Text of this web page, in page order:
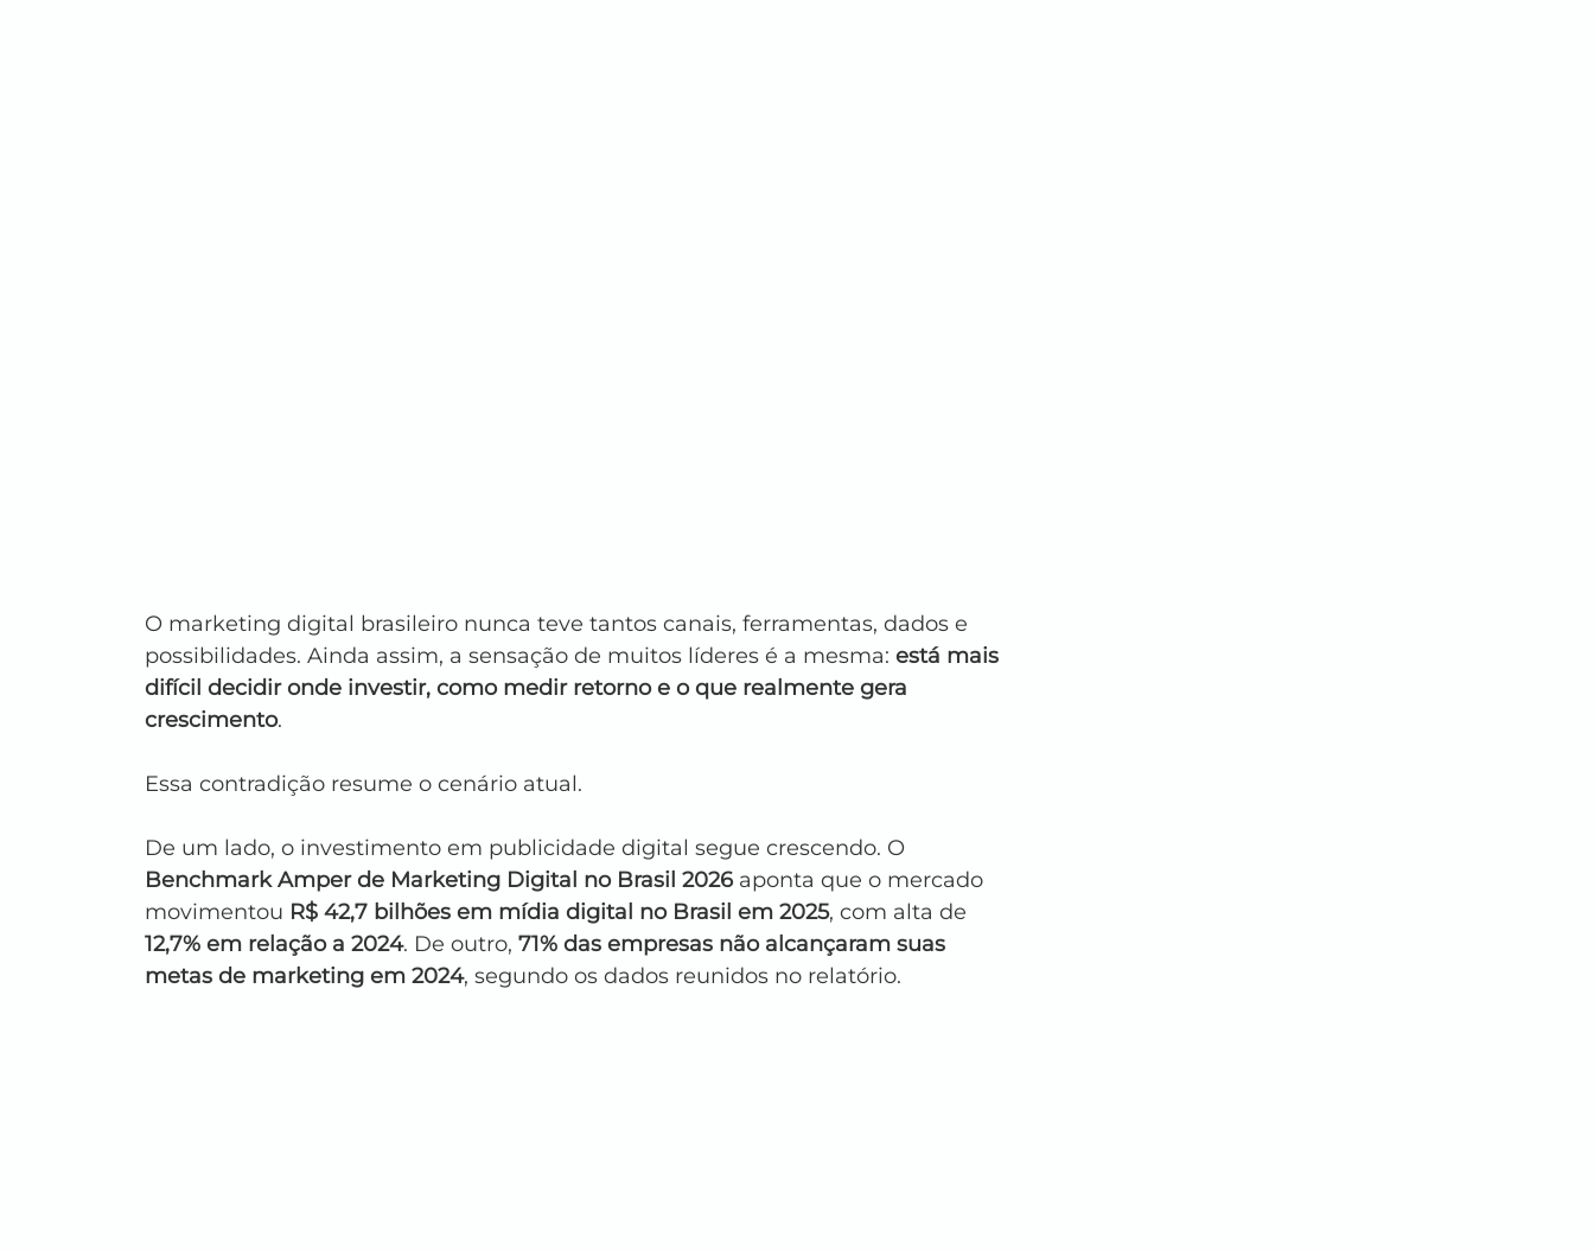
O marketing digital brasileiro nunca teve tantos canais, ferramentas, dados e
possibilidades. Ainda assim, a sensação de muitos líderes é a mesma: está mais
difícil decidir onde investir, como medir retorno e o que realmente gera
crescimento.
Essa contradição resume o cenário atual.
De um lado, o investimento em publicidade digital segue crescendo. O
Benchmark Amper de Marketing Digital no Brasil 2026 aponta que o mercado
movimentou R$ 42,7 bilhões em mídia digital no Brasil em 2025, com alta de
12,7% em relação a 2024. De outro, 71% das empresas não alcançaram suas
metas de marketing em 2024, segundo os dados reunidos no relatório.